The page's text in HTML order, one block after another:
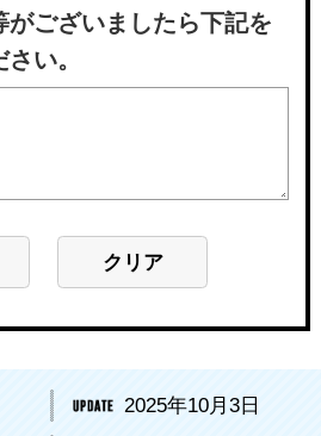
がございましたら下記を
い。
2025年10月3日